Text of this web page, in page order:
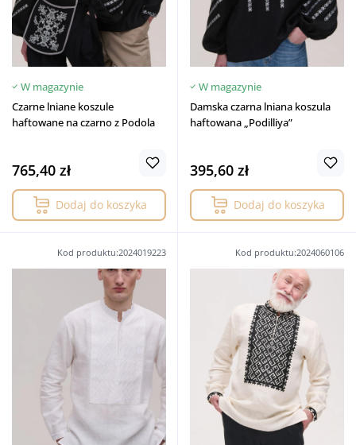
W magazynie
Czarne lniane koszule
haftowane na czarno z Podola
765,40 zł
Dodaj do koszyka
W magazynie
Damska czarna lniana koszula
haftowana „Podilliya”
395,60 zł
Dodaj do koszyka
Kod produktu:2024019223 Kod produktu:2024060106